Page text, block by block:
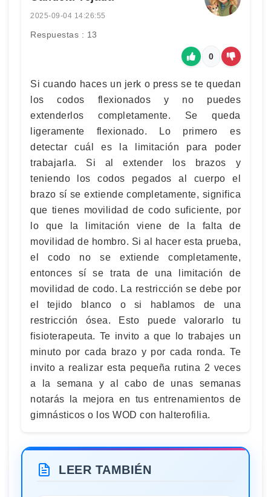
2025-09-04 14:26:55
Respuestas : 13
0
Si cuando haces un jerk o press se te quedan
los codos flexionados y no puedes
extenderlos completamente. Se queda
ligeramente flexionado. Lo primero es
detectar cuál es la limitación para poder
trabajarla. Si al extender los brazos y
teniendo los codos pegados al cuerpo el
brazo sí se extiende completamente, significa
que tienes movilidad de codo suficiente, por
lo que la limitación viene de la falta de
movilidad de hombro. Si al hacer esta prueba,
el codo no se extiende completamente,
entonces sí se trata de una limitación de
movilidad de codo. La restricción se debe por
el tejido blanco o si hablamos de una
restricción ósea. Esto puede valorarlo tu
fisioterapeuta. Te invito a que lo trabajes un
minuto por cada brazo y por cada ronda. Te
invito a realizar esta pequeña rutina 2 veces
a la semana y al cabo de unas semanas
notarás la mejora en tus entrenamientos de
gimnásticos o los WOD con halterofilia.
LEER TAMBIÉN